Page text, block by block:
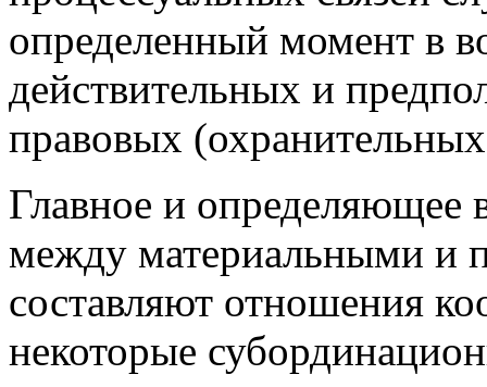
определенный момент в
действительных и
правовых
Главное и определяющее
между материальными и
составляют отношения
некоторые